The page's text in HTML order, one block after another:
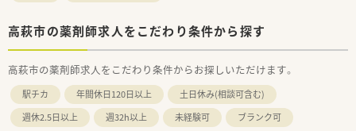
高萩市の薬剤師求人をこだわり条件から探す
高萩市の薬剤師求人をこだわり条件からお探しいただけます。
駅チカ 年間休日120日以上
土日休み(相談可含む)
週休2.5日以上
週32h以上 未経験可
ブランク可